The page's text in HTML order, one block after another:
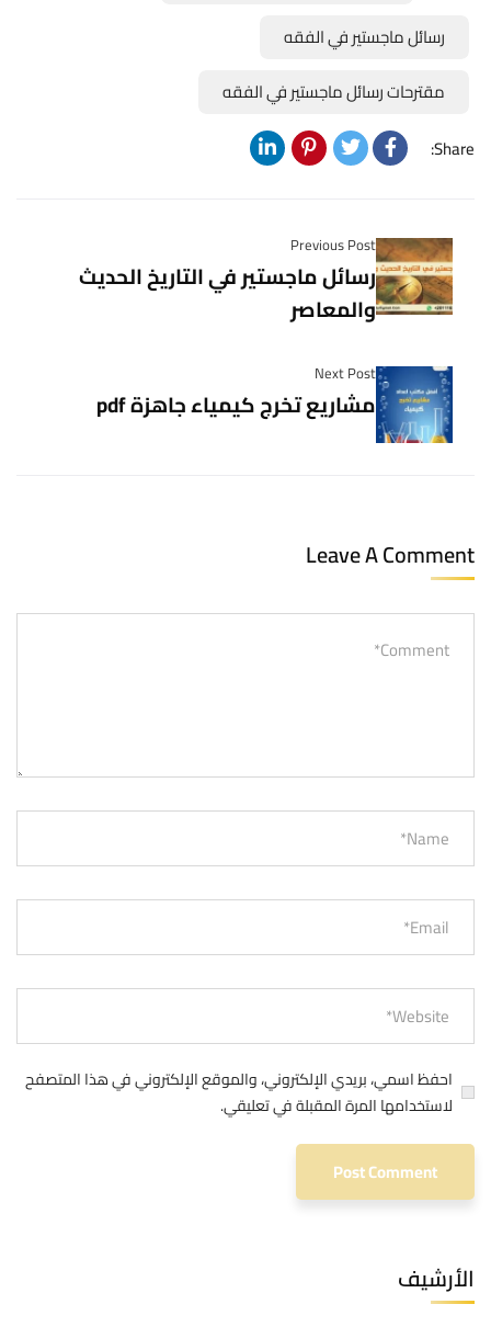
رسائل ماجستير في الفقه
مقترحات رسائل ماجستير في الفقه
Share:
Previous Post
رسائل ماجستير في التاريخ الحديث
والمعاصر
Next Post
مشاريع تخرج كيمياء جاهزة pdf
Leave A Comment
احفظ اسمي، بريدي الإلكتروني، والموقع الإلكتروني في هذا المتصفح
لاستخدامها المرة المقبلة في تعليقي.
الأرشيف